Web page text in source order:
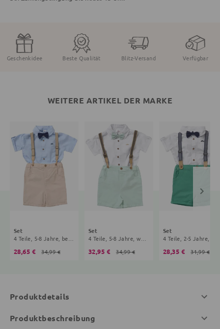
Geschenkidee Beste Qualität Blitz-Versand Verfügbar
WEITERE ARTIKEL DER MARKE
Set
4 Teile, 5-8 Jahre, beige, hellblau
28,65 € 34,99 €
Set
4 Teile, 5-8 Jahre, weiß, mint
32,95 € 34,99 €
Set
28,35 € 31,99 €
Produktdetails
Produktbeschreibung